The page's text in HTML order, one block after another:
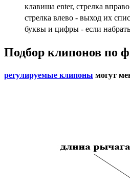
клавиша enter, стрелка
cтрелка влево - выход их
буквы и цифры - если
Подбор клипонов по
регулируемые клипоны могут